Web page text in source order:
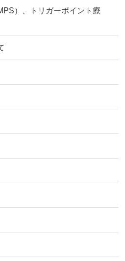
）、トリガーポイント療